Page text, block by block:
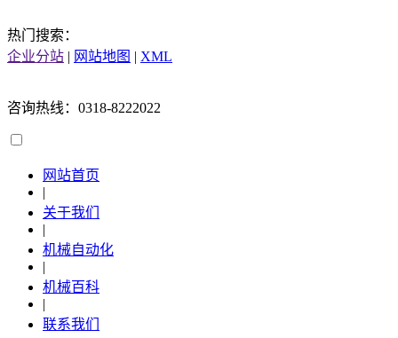
热门搜索：
企业分站 | 网站地图 | XML
咨询热线：0318-8222022
网站首页
|
关于我们
|
机械自动化
|
机械百科
|
联系我们